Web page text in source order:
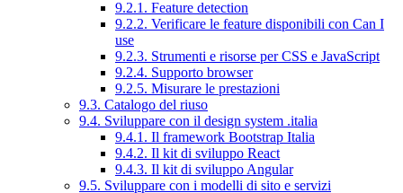
9.2.1. Feature detection
9.2.2. Verificare le feature disponibili con Can I
use
9.2.3. Strumenti e risorse per CSS e JavaScript
9.2.4. Supporto browser
9.2.5. Misurare le prestazioni
9.3. Catalogo del riuso
9.4. Sviluppare con il design system .italia
9.4.1. Il framework Bootstrap Italia
9.4.2. Il kit di sviluppo React
9.4.3. Il kit di sviluppo Angular
9.5. Sviluppare con i modelli di sito e servizi